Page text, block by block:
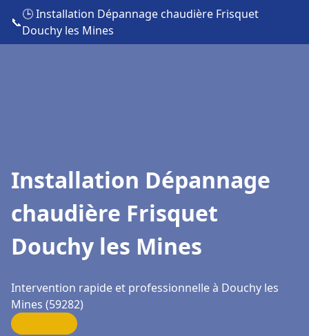
📞
🕒 Installation Dépannage chaudière Frisquet
Douchy les Mines
Installation Dépannage
chaudière Frisquet
Douchy les Mines
Intervention rapide et professionnelle à Douchy les
Mines (59282)